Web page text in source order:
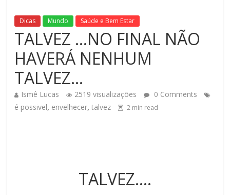
Dicas Mundo Saúde e Bem Estar
TALVEZ …NO FINAL NÃO
HAVERÁ NENHUM
TALVEZ…
Ismê Lucas 2519 visualizações
0 Comments
é possivel, envelhecer,talvez 2 min read
TALVEZ….